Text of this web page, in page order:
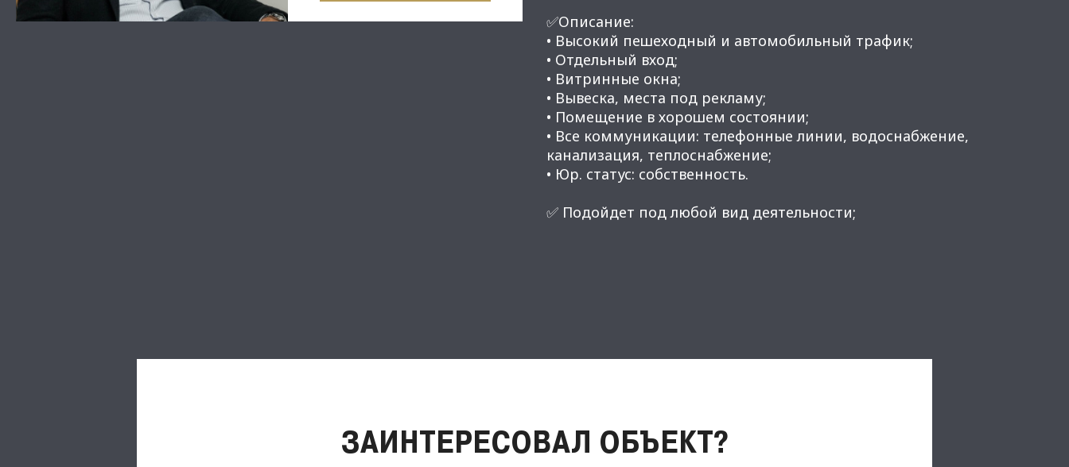
✅Описание:
• Высокий пешеходный и автомобильный трафик;
• Отдельный вход;
• Витринные окна;
• Вывеска, места под рекламу;
• Помещение в хорошем состоянии;
• Все коммуникации: телефонные линии, водоснабжение,
канализация, теплоснабжение;
• Юр. статус: собственность.
✅ Подойдет под любой вид деятельности;
ЗАИНТЕРЕСОВАЛ ОБЪЕКТ?